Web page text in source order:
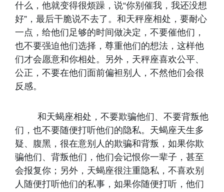
什么，他就变得很烦躁，说“你别催我，我还没想
好”，最后干脆说不去了。和天秤座相处，要耐心
一点，给他们足够的时间做决定，不要催他们，
也不要强迫他们选择，尊重他们的想法，这样他
们才会愿意和你相处。另外，天秤座喜欢公平、
公正，不要在他们面前偏袒别人，不然他们会很
反感。
和天蝎座相处，不要欺骗他们、不要背叛他
们，也不要随便打听他们的隐私。天蝎座天生多
疑、腹黑，很在意别人的欺骗和背叛，如果你欺
骗他们、背叛他们，他们会记恨你一辈子，甚至
会报复你；另外，天蝎座很注重隐私，不喜欢别
人随便打听他们的私事，如果你随便打听，他们